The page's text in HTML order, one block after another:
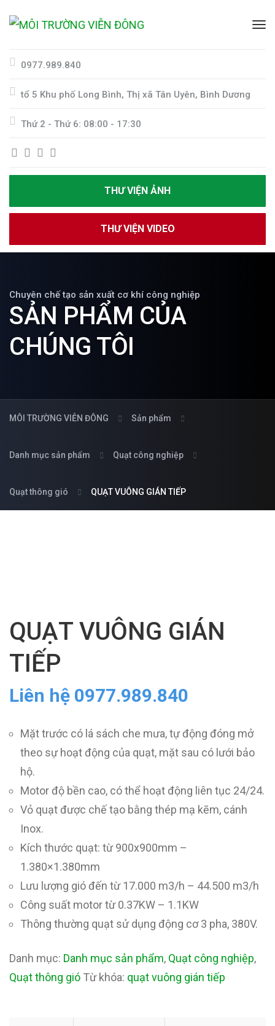
0977.989.840
tổ 5 Khu phố Long Bình, Thị xã Tân Uyên, Bình Dương
Thứ 2 - Thứ 6: 08:00 - 17:30
THƯ VIỆN ẢNH
THƯ VIỆN VIDEO
Chuyên chế tạo sản xuất cơ khí công nghiệp
SẢN PHẨM CỦA
CHÚNG TÔI
MÔI TRƯỜNG VIỄN ĐÔNG Sản phẩm
Danh mục sản phẩm Quạt công nghiệp
Quạt thông gió QUẠT VUÔNG GIÁN TIẾP
QUẠT VUÔNG GIÁN
TIẾP
Liên hệ 0977.989.840
Mặt trước có lá sách che mưa, tự động đóng mở
theo sự hoạt động của quạt, mặt sau có lưới bảo
hộ.
Motor độ bền cao, có thể hoạt động liên tục 24/24.
Vỏ quạt được chế tạo bằng thép mạ kẽm, cánh
Inox.
Kích thước quạt: từ 900x900mm –
1.380×1.380mm
Lưu lượng gió đến từ 17.000 m3/h – 44.500 m3/h
Công suất motor từ 0.37KW – 1.1KW
Thông thường quạt sử dụng động cơ 3 pha, 380V.
Danh mục: Danh mục sản phẩm, Quạt công nghiệp,
Quạt thông gió Từ khóa: quạt vuông gián tiếp